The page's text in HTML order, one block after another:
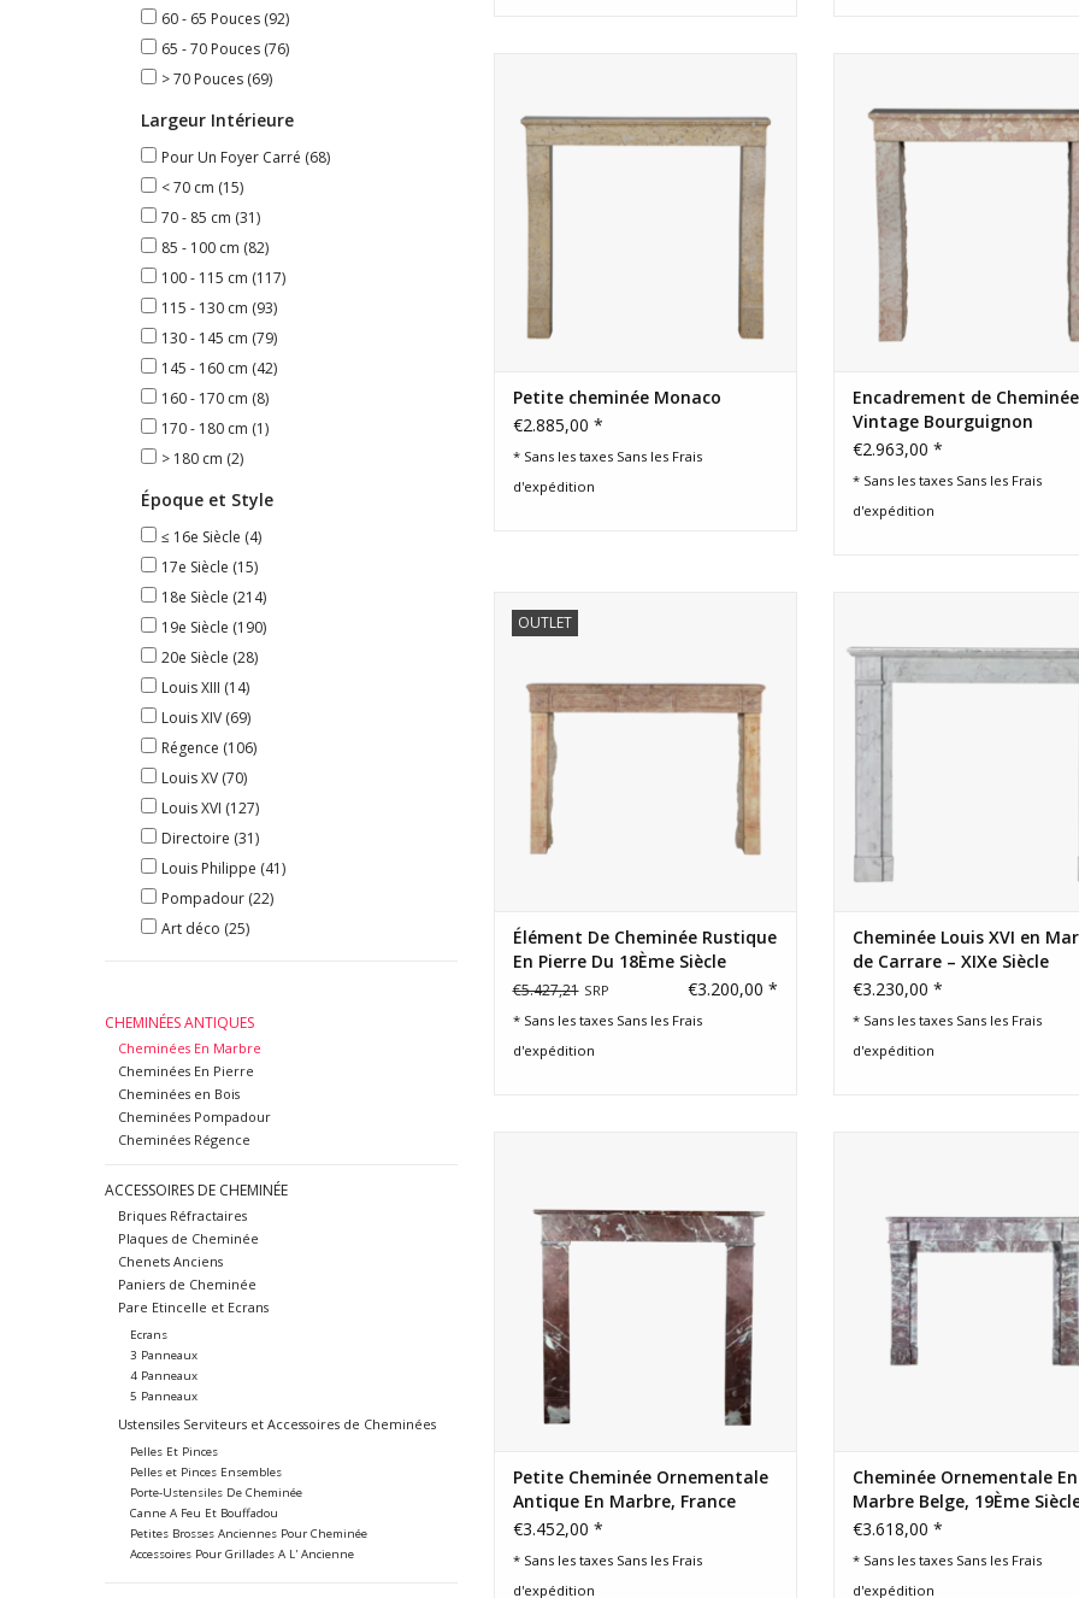
60 - 65 Pouces (92)
65 - 70 Pouces (76)
> 70 Pouces (69)
Largeur Intérieure
Pour Un Foyer Carré (68)
< 70 cm (15)
70 - 85 cm (31)
85 - 100 cm (82)
100 - 115 cm (117)
115 - 130 cm (93)
130 - 145 cm (79)
145 - 160 cm (42)
160 - 170 cm (8)
170 - 180 cm (1)
> 180 cm (2)
Époque et Style
≤ 16e Siècle (4)
17e Siècle (15)
18e Siècle (214)
19e Siècle (190)
20e Siècle (28)
Louis XIII (14)
Louis XIV (69)
Régence (106)
Louis XV (70)
Louis XVI (127)
Directoire (31)
Louis Philippe (41)
Pompadour (22)
Art déco (25)
CHEMINÉES ANTIQUES
Cheminées En Marbre
Cheminées En Pierre
Cheminées en Bois
Cheminées Pompadour
Cheminées Régence
ACCESSOIRES DE CHEMINÉE
Briques Réfractaires
Plaques de Cheminée
Chenets Anciens
Paniers de Cheminée
Pare Etincelle et Ecrans
Ecrans
3 Panneaux
4 Panneaux
5 Panneaux
Ustensiles Serviteurs et Accessoires de Cheminées
Pelles Et Pinces
Pelles et Pinces Ensembles
Porte-Ustensiles De Cheminée
Canne A Feu Et Bouffadou
Petites Brosses Anciennes Pour Cheminée
Accessoires Pour Grillades A L' Ancienne
Beaune.
AJOUTER AU PANIER
Petite cheminée Monaco
€2.885,00 *
* Sans les taxes Sans les Frais
d'expédition
intérieur intemporel.
Encadrement de Cheminée
Vintage Bourguignon
€2.963,00 *
* Sans les taxes Sans les Frais
d'expédition
OUTLETintemporelle en pierre bleue.
Élément De Cheminée Rustique
En Pierre Du 18Ème Siècle
€5.427,21 SRP €3.200,00 *
* Sans les taxes Sans les Frais
d'expédition
cannelés. Élégance
Cheminée Louis XVI en
de Carrare – XIXe Siècle
€3.230,00 *
* Sans les taxes Sans les Frais
d'expédition
AJOUTER AU PANIER
Petite Cheminée Ornementale
Antique En Marbre, France
€3.452,00 *
* Sans les taxes Sans les Frais
d'expédition
Cheminée Ornementale En
Marbre Belge, 19Ème
€3.618,00 *
* Sans les taxes Sans les Frais
d'expédition